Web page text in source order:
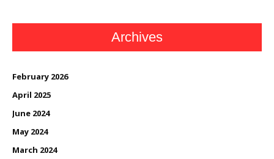
Archives
February 2026
April 2025
June 2024
May 2024
March 2024